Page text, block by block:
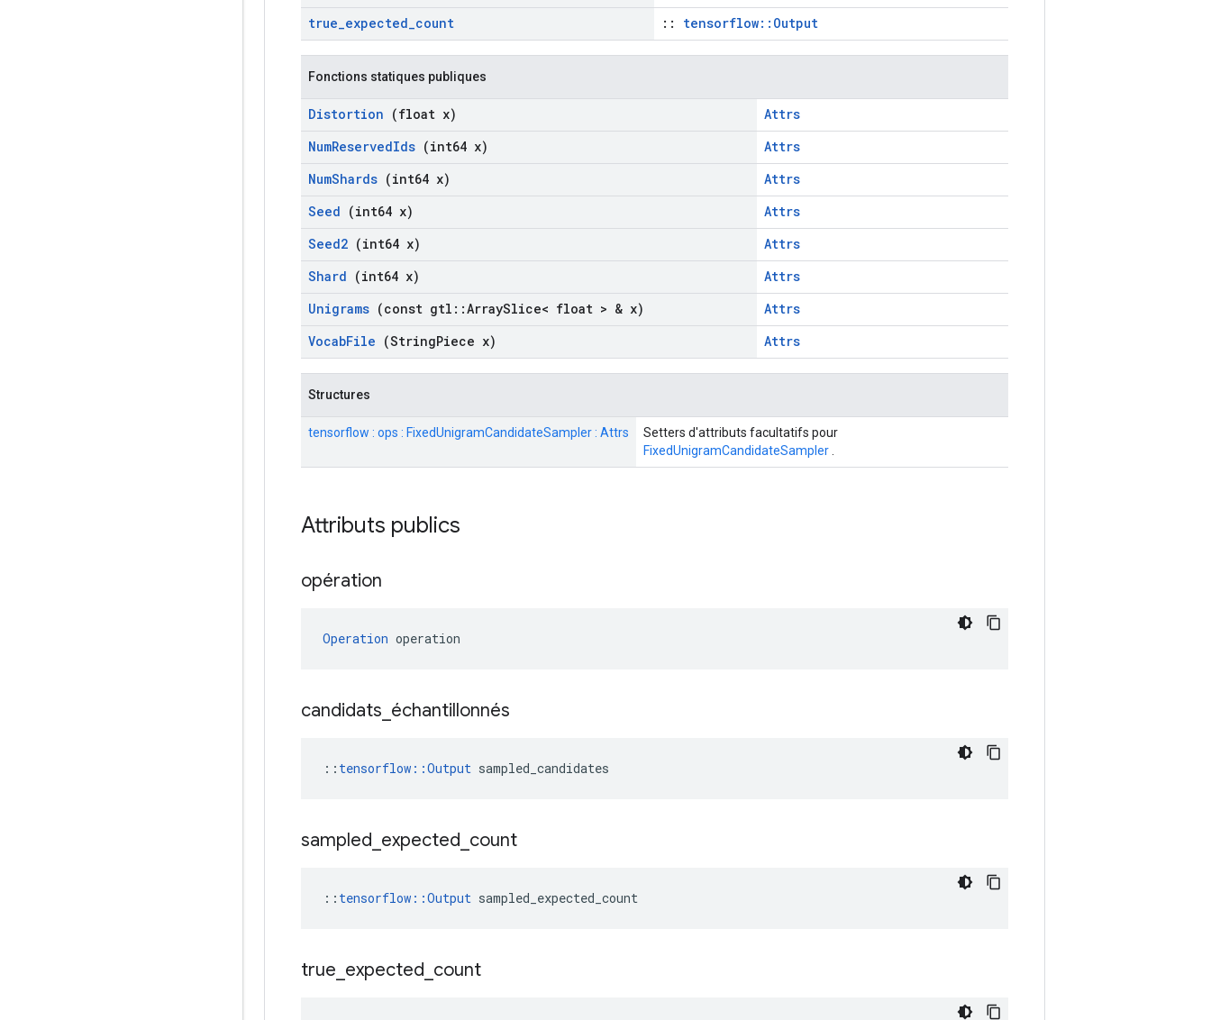
true_expected_count :: tensorflow::Output
Fonctions statiques publiques
Distortion (float x)
Attrs
NumReservedIds (int64 x)
Attrs
NumShards (int64 x)
Attrs
Seed (int64 x)
Attrs
Seed2 (int64 x)
Attrs
Shard (int64 x)
Attrs
Unigrams (const gtl ::ArraySlice< float > & x)
Attrs
VocabFile (StringPiece x) Attrs
Structures
tensorflow : ops : FixedUnigramCandidateSampler : Attrs
Setters d'attributs facultatifs pour
FixedUnigramCandidateSampler
Attributs publics
opération
Operation operation
candidats échantillonnés
:: tensorflow::Output sampled_candidates
sampled expected count
:: tensorflow::Output sampled_expected_count
true expected count